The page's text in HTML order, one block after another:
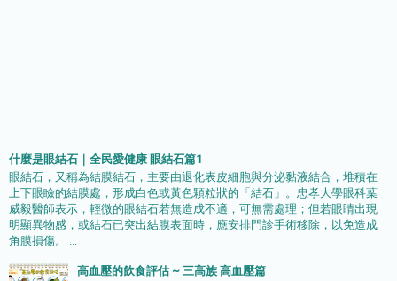
什麼是眼結石｜全民愛健康 眼結石篇1
眼結石，又稱為結膜結石，主要由退化表皮細胞與分泌黏液結合，堆積在
上下眼瞼的結膜處，形成白色或黃色顆粒狀的「結石」。忠孝大學眼科葉
威毅醫師表示，輕微的眼結石若無造成不適，可無需處理；但若眼睛出現
明顯異物感，或結石已突出結膜表面時，應安排門診手術移除，以免造成
角膜損傷。 ...
高血壓的飲食評估 ~ 三高族 高血壓篇